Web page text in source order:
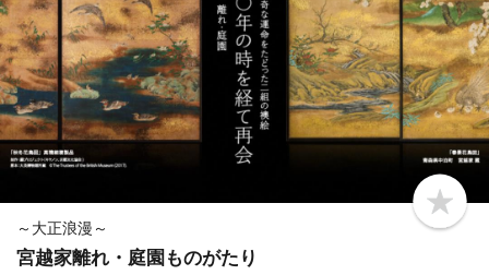
b
o
～大正浪漫～
宮越家離れ・庭園ものがたり